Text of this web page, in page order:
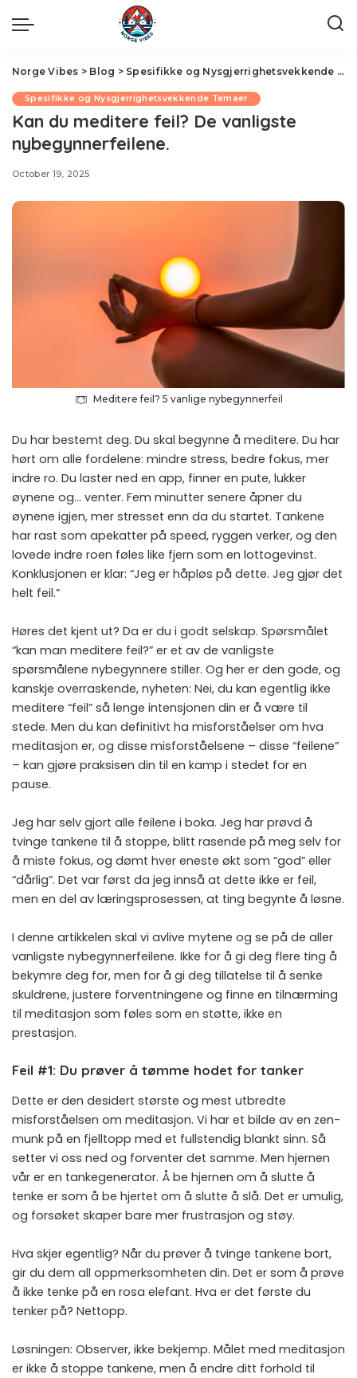
Norge Vibes > Blog > Spesifikke og Nysgjerrighetsvekkende Temaer
Spesifikke og Nysgjerrighetsvekkende Temaer
Kan du meditere feil? De vanligste
nybegynnerfeilene.
October 19, 2025
Meditere feil? 5 vanlige nybegynnerfeil
Du har bestemt deg. Du skal begynne å meditere. Du har
hørt om alle fordelene: mindre stress, bedre fokus, mer
indre ro. Du laster ned en app, finner en pute, lukker
øynene og… venter. Fem minutter senere åpner du
øynene igjen, mer stresset enn da du startet. Tankene
har rast som apekatter på speed, ryggen verker, og den
lovede indre roen føles like fjern som en lottogevinst.
Konklusjonen er klar: “Jeg er håpløs på dette. Jeg gjør det
helt feil.”
Høres det kjent ut? Da er du i godt selskap. Spørsmålet
“kan man meditere feil?” er et av de vanligste
spørsmålene nybegynnere stiller. Og her er den gode, og
kanskje overraskende, nyheten: Nei, du kan egentlig ikke
meditere “feil” så lenge intensjonen din er å være til
stede. Men du kan definitivt ha misforståelser om hva
meditasjon er, og disse misforståelsene – disse “feilene”
– kan gjøre praksisen din til en kamp i stedet for en
pause.
Jeg har selv gjort alle feilene i boka. Jeg har prøvd å
tvinge tankene til å stoppe, blitt rasende på meg selv for
å miste fokus, og dømt hver eneste økt som “god” eller
“dårlig”. Det var først da jeg innså at dette ikke er feil,
men en del av læringsprosessen, at ting begynte å løsne.
I denne artikkelen skal vi avlive mytene og se på de aller
vanligste nybegynnerfeilene. Ikke for å gi deg flere ting å
bekymre deg for, men for å gi deg tillatelse til å senke
skuldrene, justere forventningene og finne en tilnærming
til meditasjon som føles som en støtte, ikke en
prestasjon.
Feil #1: Du prøver å tømme hodet for tanker
Dette er den desidert største og mest utbredte
misforståelsen om meditasjon. Vi har et bilde av en zen-
munk på en fjelltopp med et fullstendig blankt sinn. Så
setter vi oss ned og forventer det samme. Men hjernen
vår er en tankegenerator. Å be hjernen om å slutte å
tenke er som å be hjertet om å slutte å slå. Det er umulig,
og forsøket skaper bare mer frustrasjon og støy.
Hva skjer egentlig? Når du prøver å tvinge tankene bort,
gir du dem all oppmerksomheten din. Det er som å prøve
å ikke tenke på en rosa elefant. Hva er det første du
tenker på? Nettopp.
Løsningen: Observer, ikke bekjemp. Målet med meditasjon
er ikke å stoppe tankene, men å endre ditt forhold til